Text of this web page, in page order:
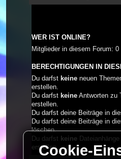
WER IST ONLINE?
Mitglieder in diesem Forum:
BERECHTIGUNGEN IN
Du darfst keine neuen
erstellen.
Du darfst keine Antworten zu
erstellen.
Du darfst deine Beiträge in
Du darfst deine Beiträge in
löschen.
Du darfst keine
erstellen.
Cookie-